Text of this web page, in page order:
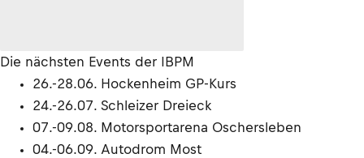
Die nächsten Events der IBPM
26.-28.06. Hockenheim GP-Kurs
24.-26.07. Schleizer Dreieck
07.-09.08. Motorsportarena Oschersleben
04.-06.09. Autodrom Most